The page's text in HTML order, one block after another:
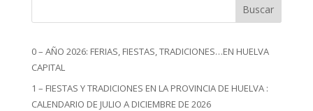
Buscar
0 – AÑO 2026: FERIAS, FIESTAS, TRADICIONES…EN HUELVA
CAPITAL
1 – FIESTAS Y TRADICIONES EN LA PROVINCIA DE HUELVA :
CALENDARIO DE JULIO A DICIEMBRE DE 2026